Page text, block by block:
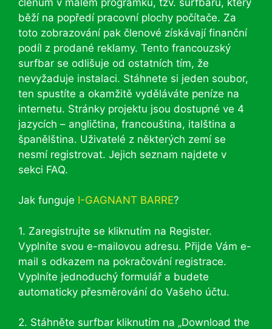
běží na popředí pracovní plochy počítače. Za
toto zobrazování pak členové získávají finanční
podíl z prodané reklamy. Tento francouzský
surfbar se odlišuje od ostatních tím, že
nevyžaduje instalaci. Stáhnete si jeden soubor,
ten spustíte a okamžitě vyděláváte peníze na
internetu. Stránky projektu jsou dostupné ve 4
jazycích – angličtina, francouština, italština a
španělština. Uživatelé z některých zemí se
nesmí registrovat. Jejich seznam najdete v
sekci FAQ.
Jak funguje I-GAGNANT BARRE?
1. Zaregistrujte se kliknutím na Register.
Vyplníte svou e-mailovou adresu. Přijde Vám e-
mail s odkazem na pokračování registrace.
Vyplníte jednoduchý formulář a budete
automaticky přesměrování do Vašeho účtu.
2. Stáhněte surfbar kliknutím na „Download the